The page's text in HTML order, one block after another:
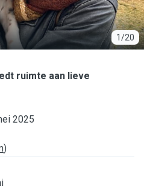
1/20
ruimte aan lieve
2025
)